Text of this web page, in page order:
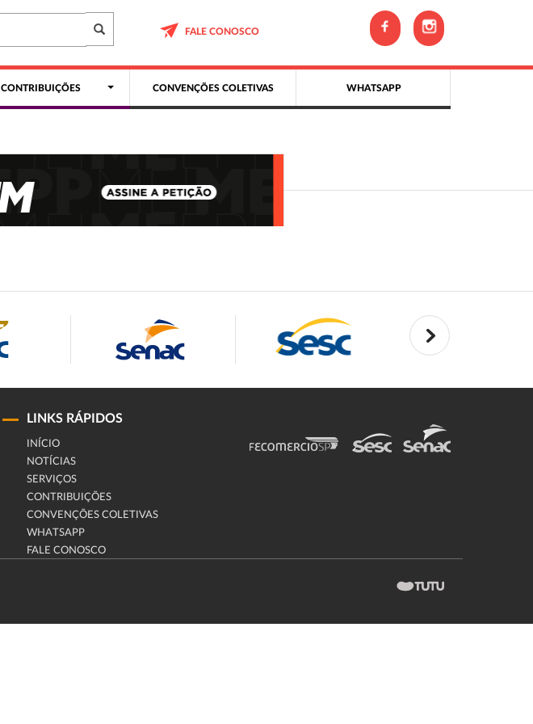
FALE CONOSCO
CONTRIBUIÇÕES CONVENÇÕES COLETIVAS WHATSAPP
LINKS RÁPIDOS
INÍCIO
NOTÍCIAS
SERVIÇOS
CONTRIBUIÇÕES
CONVENÇÕES COLETIVAS
WHATSAPP
FALE CONOSCO